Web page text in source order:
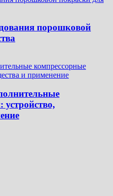
порошковой